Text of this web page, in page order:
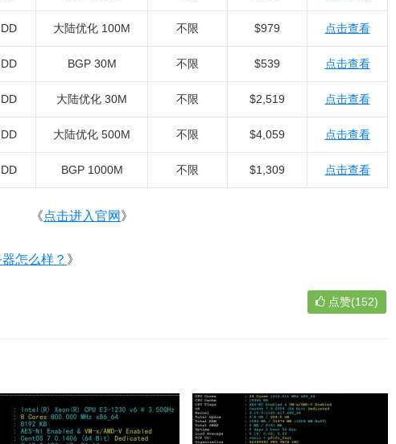
大陆优化 100M 不限 $979 点击查看
BGP 30M 不限 $539 点击查看
大陆优化 30M 不限 $2,519 点击查看
大陆优化 500M 不限 $4,059 点击查看
BGP 1000M 不限 $1,309 点击查看
《点击进入官网 》
怎么样？ 》
点赞(152)